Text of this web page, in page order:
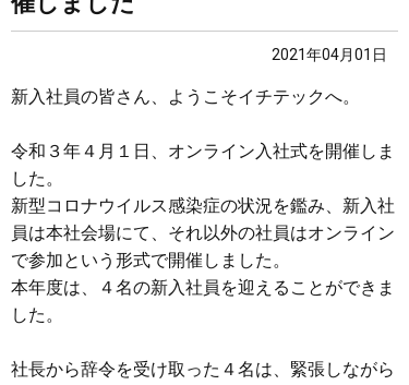
2021年04月01日
新入社員の皆さん、ようこそイチテックへ。
令和３年４月１日、オンライン入社式を開催しま
した。
新型コロナウイルス感染症の状況を鑑み、新入社
員は本社会場にて、それ以外の社員はオンライン
で参加という形式で開催しました。
本年度は、４名の新入社員を迎えることができま
した。
社長から辞令を受け取った４名は、緊張しながら